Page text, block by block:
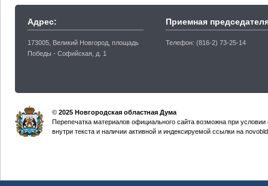
Адрес:
173005, Великий Новгород, площадь
Победы - Софийская, д. 1
Приемная
Телефон: (816-2) 73-25-14
© 2025 Новгородская областная Дума
Перепечатка материалов официального сайта возможна при
внутри текста и наличии активной и индексируемой ссылки на